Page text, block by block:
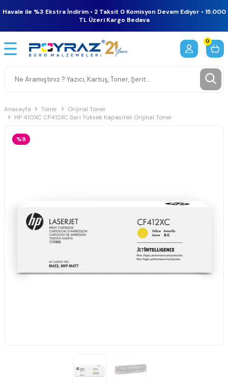
Havale ile %3 Ekstra İndirim • 2 Taksit 0 Komisyon Devam Ediyor • 15.000
TL Üzeri Kargo Bedava
0
Anasayfa Toner
Orijinal Toner
HP 410XC CF412XC Sarı Yüksek Kapasiteli Orijinal Toner
%9